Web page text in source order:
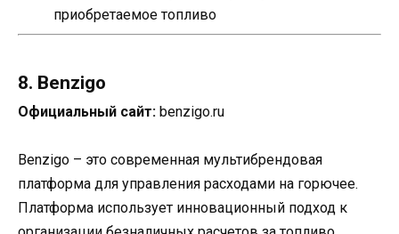
приобретаемое топливо
8. Benzigo
Официальный сайт: benzigo.ru
Benzigo – это современная мультибрендовая
платформа для управления расходами на горючее.
Платформа использует инновационный подход к